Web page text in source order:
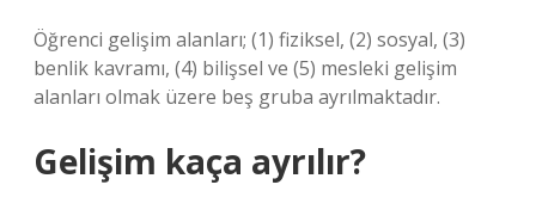
Öğrenci gelişim alanları; (1) fiziksel, (2) sosyal, (3)
benlik kavramı, (4) bilişsel ve (5) mesleki gelişim
alanları olmak üzere beş gruba ayrılmaktadır.
Gelişim kaça ayrılır?